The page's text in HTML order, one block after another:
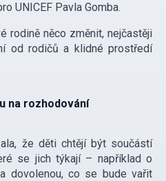
UNICEF Pavla Gomba.
rodině něco změnit, nejčastěji
od rodičů a klidné prostředí
na rozhodování
že děti chtějí být součástí
se jich týkají – například o
dovolenou, co se bude vařit